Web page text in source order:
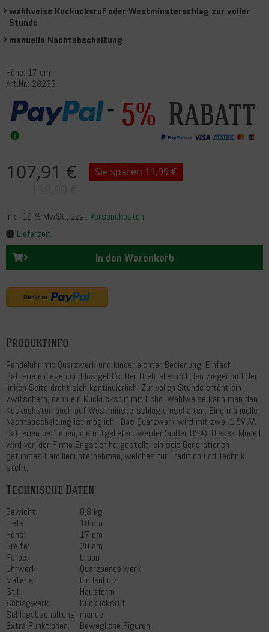
wahlweise Kuckucksruf oder Westminsterschlag zur voller
Stunde
manuelle Nachtabschaltung
Höhe: 17 cm
Art.Nr.: 28233
5% Rabatt
107,91 € Sie sparen 11,99 €
inkl. 19 % MwSt., zzgl. Versandkosten
Lieferzeit
In den Warenkorb
Produktinfo
Pendeluhr mit Quarzwerk und kinderleichter Bedienung: Einfach
Batterie einlegen und los geht’s. Der Drehteller mit den Ziegen auf der
linken Seite dreht sich kontinuierlich. Zur vollen Stunde ertönt ein
Zwitschern, dann ein Kuckucksruf mit Echo. Wahlweise kann man den
Kuckuckston auch auf Westminsterschlag umschalten. Eine manuelle
Nachtabschaltung ist möglich. Das Quarzwerk wird mit zwei 1,5V AA
Batterien betrieben, die mitgeliefert werden(außer USA). Dieses Modell
wird von der Firma Engstler hergestellt, ein seit Generationen
geführtes Familienunternehmen, welches für Tradition und Technik
steht.
Technische Daten
Gewicht:
0,8 kg
Tiefe:
10 cm
Höhe:
17 cm
Breite:
20 cm
Farbe:
braun
Uhrwerk:
Quarzpendelwerk
Material:
Lindenholz
Stil:
Hausform
Schlagwerk:
Kuckucksruf
Schlagabschaltung: manuell
Extra Funktionen:
Bewegliche Figuren